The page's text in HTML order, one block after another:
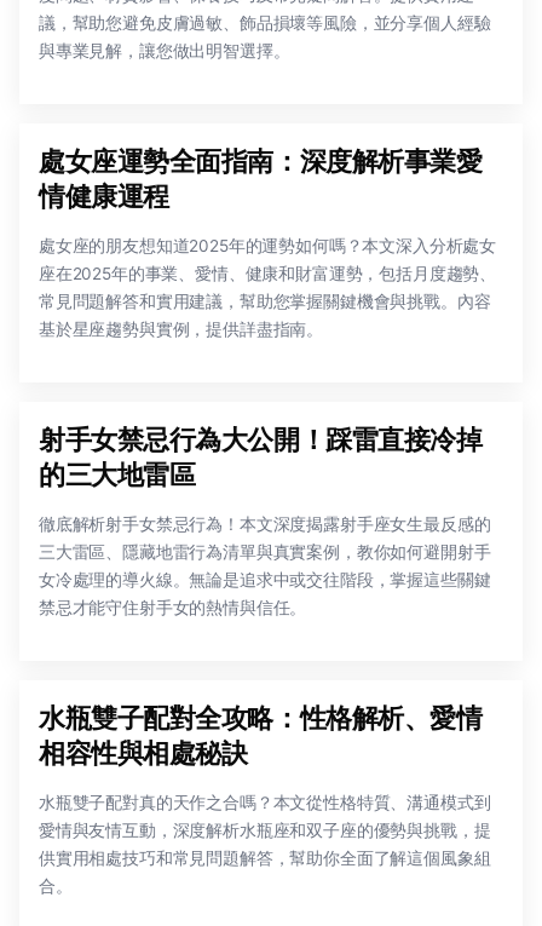
議，幫助您避免皮膚過敏、飾品損壞等風險，並分享個人經驗
與專業見解，讓您做出明智選擇。
處女座運勢全面指南：深度解析事業愛
情健康運程
處女座的朋友想知道2025年的運勢如何嗎？本文深入分析處女
座在2025年的事業、愛情、健康和財富運勢，包括月度趨勢、
常見問題解答和實用建議，幫助您掌握關鍵機會與挑戰。內容
基於星座趨勢與實例，提供詳盡指南。
射手女禁忌行為大公開！踩雷直接冷掉
的三大地雷區
徹底解析射手女禁忌行為！本文深度揭露射手座女生最反感的
三大雷區、隱藏地雷行為清單與真實案例，教你如何避開射手
女冷處理的導火線。無論是追求中或交往階段，掌握這些關鍵
禁忌才能守住射手女的熱情與信任。
水瓶雙子配對全攻略：性格解析、愛情
相容性與相處秘訣
水瓶雙子配對真的天作之合嗎？本文從性格特質、溝通模式到
愛情與友情互動，深度解析水瓶座和双子座的優勢與挑戰，提
供實用相處技巧和常見問題解答，幫助你全面了解這個風象組
合。